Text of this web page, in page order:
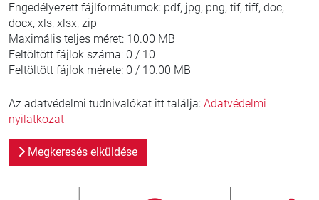
Engedélyezett fájlformátumok: pdf, jpg, png, tif, tiff, doc,
docx, xls, xlsx, zip
Maximális teljes méret: 10.00 MB
Feltöltött fájlok száma: 0 / 10
Feltöltött fájlok mérete: 0 / 10.00 MB
Az adatvédelmi tudnivalókat itt találja: Adatvédelmi
nyilatkozat
Megkeresés elküldése